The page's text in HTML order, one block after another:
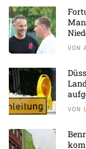
VON
VON